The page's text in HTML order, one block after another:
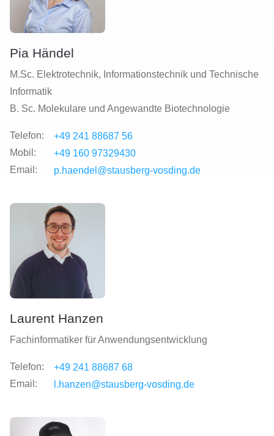
Pia Händel
M.Sc. Elektrotechnik, Informationstechnik und Technische
Informatik
B. Sc. Molekulare und Angewandte Biotechnologie
Telefon:
+49 241 88687 56
Mobil:
+49 160 97329430
Email:
p.haendel@stausberg-vosding.de
Laurent Hanzen
Fachinformatiker für Anwendungsentwicklung
Telefon:
+49 241 88687 68
Email:
l.hanzen@stausberg-vosding.de